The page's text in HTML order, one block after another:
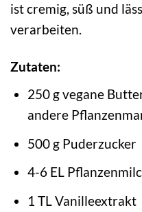
ist cremig, süß und
verarbeiten.
Zutaten:
250 g vegane
andere
500 g Puderzucker
4-6 EL
1 TL Vanilleextrakt